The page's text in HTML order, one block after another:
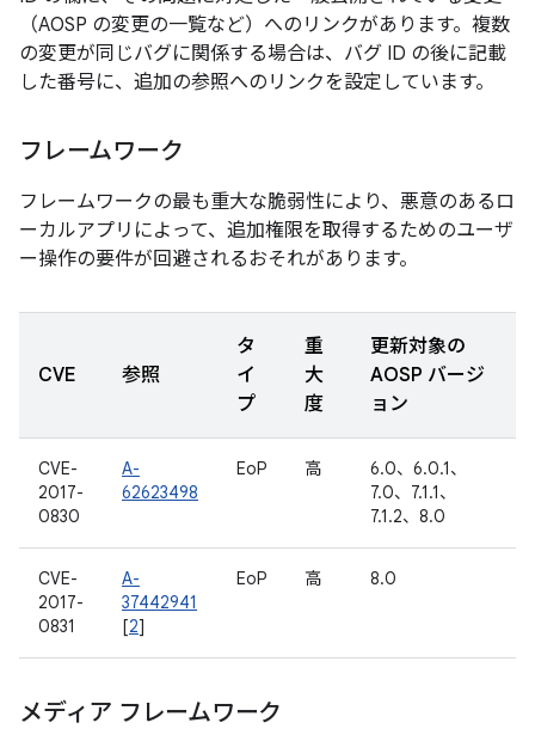
（AOSP の変更の一覧など）へのリンクがあります。複数
の変更が同じバグに関係する場合は、バグ ID の後に記載
した番号に、追加の参照へのリンクを設定しています。
フレームワーク
フレームワークの最も重大な脆弱性により、悪意のあるロ
ーカルアプリによって、追加権限を取得するためのユーザ
ー操作の要件が回避されるおそれがあります。
CVE 参照
タ
イ
プ
重
大
度
更新対象の
AOSP バージ
ョン
CVE-
2017-
0830
A-
62623498
EoP 高
6.0、6.0.1、
7.0、7.1.1、
7.1.2、8.0
CVE-
2017-
0831
A-
37442941
[2]
EoP 高 8.0
メディア フレームワーク